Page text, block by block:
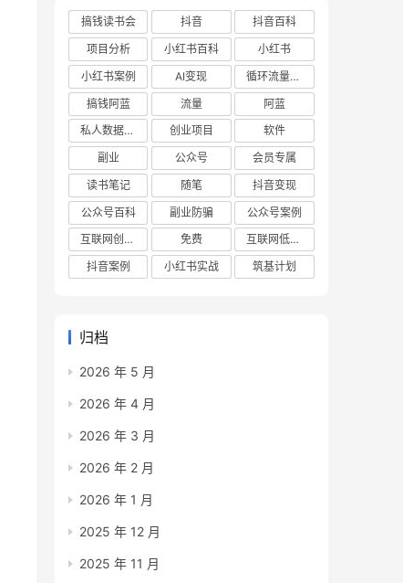
搞钱读书会 抖音
抖音百科
项目分析
小红书百科
小红书
小红书案例
AI变现
循环流量实验室
搞钱阿蓝
流量
阿蓝
私人数据库项目
创业项目
软件
副业
公众号
会员专属
读书笔记
随笔
抖音变现
公众号百科
副业防骗
公众号案例
互联网创业项目
免费
互联网低成本创业项目
抖音案例
小红书实战 筑基计划
归档
2026 年 5 月
2026 年 4 月
2026 年 3 月
2026 年 2 月
2026 年 1 月
2025 年 12 月
2025 年 11 月